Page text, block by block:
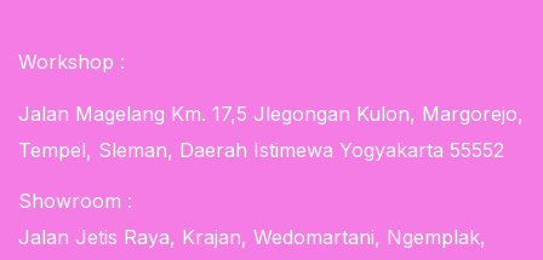
Workshop :
Jalan Magelang Km. 17,5 Jlegongan Kulon, Margorejo,
Tempel, Sleman, Daerah Istimewa Yogyakarta 55552
Showroom :
Jalan Jetis Raya, Krajan, Wedomartani, Ngemplak,